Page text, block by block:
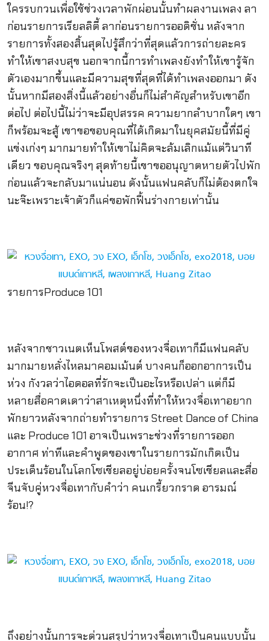
ใครรบกวนเพื่อใช้ช่วงเวลาพักผ่อนนั้นทำผลงานเพลง ลา
ก่อนรายการเรียลลิตี้ ลาก่อนรายการออดิชั่น หลังจาก
รายการทั้งสองสิ้นสุดไปรู้สึกว่าที่สุดแล้วการถ่ายละคร
ทำให้เขาสงบสุข นอกจากนี้การทำเพลงยังทำให้เขารู้จัก
ตัวเองมากขึ้นและมีความสุขที่สุดที่ได้ทำเพลงออกมา ดัง
นั้นหากมีสองสิ่งนี้แล้วอย่างอื่นก็ไม่สำคัญสำหรับเขาอีก
ต่อไป ต่อไปนี้ไม่ว่าจะมีอุปสรรค ความยากลำบากใดๆ เขา
ก็พร้อมจะสู้ เขาขอขอบคุณที่ได้เกิดมาในยุคสมัยนี้ที่มีคู่
แข่งเก่งๆ มากมายทำให้เขาไม่คิดจะล้มเลิกแม้แต่วินาที
เดียว ขอบคุณจริงๆ สุดท้ายนี้เขาขออนุญาตหายตัวไปพัก
ก่อนแล้วจะกลับมาแน่นอน ดังนั้นแฟนคลับก็ไม่ต้องตกใจ
นะจ๊ะเพราะเจ้าตัวก็แค่ขอพักฟื้นร่างกายเท่านั้น
รายการProduce 101
หลังจากชาวเนตเห็นโพสต์ของหวงจื่อเทาก็มีแฟนคลับ
มากมายหลั่งไหลมาคอมเม้นต์ บางคนก็ออกอาการเป็น
ห่วง กังวลว่าไอดอลที่รักจะเป็นอะไรหรือเปล่า แต่ก็มี
หลายสื่อคาดเดาว่าสาเหตุหนึ่งที่ทำให้หวงจื่อเทาอยาก
พักยาวหลังจากถ่ายทำรายการ Street Dance of China
และ Produce 101 อาจเป็นเพราะช่วงที่รายการออก
อากาศ ท่าทีและคำพูดของเขาในรายการมักเกิดเป็น
ประเด็นร้อนในโลกโซเชียลอยู่บ่อยครั้งจนโซเชียลและสื่อ
จีนจับคู่หวงจื่อเทากับคำว่า คนเกรี้ยวกราด อารมณ์
ร้อน!?
ถึงอย่างนั้นการจะด่วนสรุปว่าหวงจื่อเทาเป็นคนแบบนั้น